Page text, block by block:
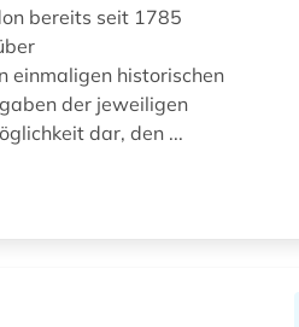
bereits seit 1785
einmaligen historischen
der jeweiligen
dar, den ...